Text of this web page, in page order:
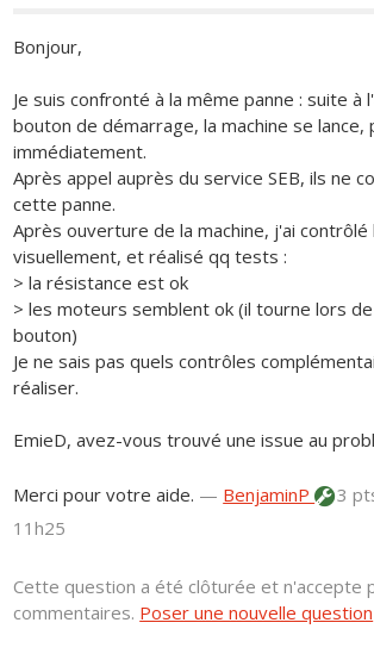
Bonjour,
Je suis confronté à la même panne : suite à
bouton de démarrage, la machine se lance,
immédiatement.
Après appel auprès du service SEB, ils ne
cette panne.
Après ouverture de la machine, j'ai contrôlé
visuellement, et réalisé qq tests :
> la résistance est ok
> les moteurs semblent ok (il tourne lors
bouton)
Je ne sais pas quels contrôles
réaliser.
EmieD, avez-vous trouvé une issue au
Merci pour votre aide. — BenjaminP 3
11h25
Cette question a été clôturée et n'accepte
commentaires. Poser une nouvelle question